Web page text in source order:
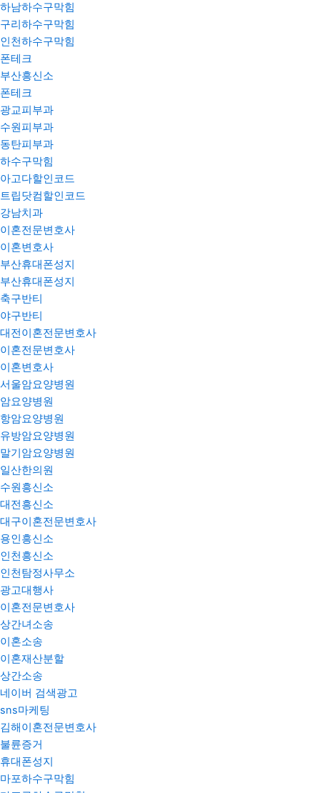
하남하수구막힘
구리하수구막힘
인천하수구막힘
폰테크
부산흥신소
폰테크
광교피부과
수원피부과
동탄피부과
하수구막힘
아고다할인코드
트립닷컴할인코드
강남치과
이혼전문변호사
이혼변호사
부산휴대폰성지
부산휴대폰성지
축구반티
야구반티
대전이혼전문변호사
이혼전문변호사
이혼변호사
서울암요양병원
암요양병원
항암요양병원
유방암요양병원
말기암요양병원
일산한의원
수원흥신소
대전흥신소
대구이혼전문변호사
용인흥신소
인천흥신소
인천탐정사무소
광고대행사
이혼전문변호사
상간녀소송
이혼소송
이혼재산분할
상간소송
네이버 검색광고
sns마케팅
김해이혼전문변호사
불륜증거
휴대폰성지
마포하수구막힘